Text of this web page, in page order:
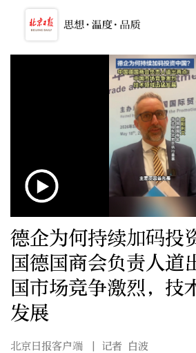
德企为何持续加码投
国德国商会负责人道
国市场竞争激烈，技
发展
北京日报客户端
| 记者 白波